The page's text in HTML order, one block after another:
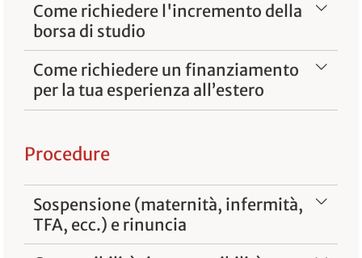
Come richiedere l'incremento della
borsa di studio
Come richiedere un finanziamento
per la tua esperienza all’estero
Procedure
Sospensione (maternità, infermità,
TFA, ecc.) e rinuncia